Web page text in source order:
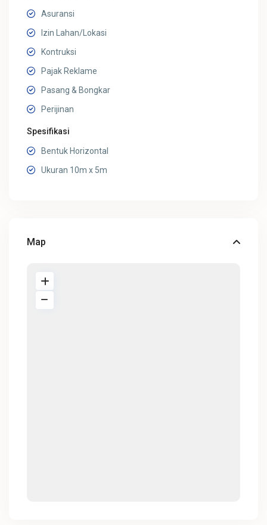
Asuransi
Izin Lahan/Lokasi
Kontruksi
Pajak Reklame
Pasang & Bongkar
Perijinan
Spesifikasi
Bentuk Horizontal
Ukuran 10m x 5m
Map